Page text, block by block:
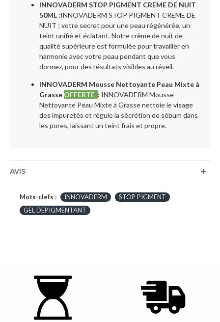
INNOVADERM STOP PIGMENT CREME DE NUIT
50ML :INNOVADERM STOP PIGMENT CREME DE
NUIT ; votre secret pour une peau régénérée, un
teint unifié et éclatant. Notre crème de nuit de
qualité supérieure est formulée pour travailler en
harmonie avec votre peau pendant que vous
dormez, pour des résultats visibles au réveil.
INNOVADERM Mousse Nettoyante Peau Mixte à
Grasse OFFERTE : INNOVADERM Mousse
Nettoyante Peau Mixte à Grasse nettoie le visage
des impuretés et régule la sécrétion de sébum dans
les pores, laissant un teint frais et propre.
AVIS
Mots-clefs : INNOVADERM
STOP PIGMENT
GEL DEPIGMENTANT